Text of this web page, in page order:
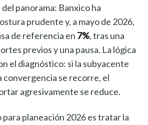
panorama: Banxico ha
prudente y, a mayo de 2026,
de referencia en 7%, tras una
previos y una pausa. La lógica
el diagnóstico: si la subyacente
convergencia se recorre, el
agresivamente se reduce.
planeación 2026 es tratar la